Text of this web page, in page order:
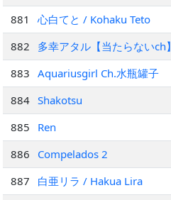
881
心白てと / Kohaku Teto
882
多幸アタル【当たらないch】
883
Aquariusgirl Ch.水瓶罐子
884 Shakotsu
885
Ren
886
Compelados 2
887
白亜リラ / Hakua Lira